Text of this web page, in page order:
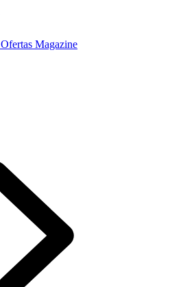
Ofertas Magazine